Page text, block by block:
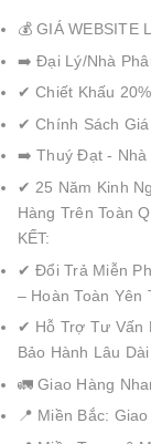
💰 GIÁ WEBSITE
➡️ Đại Lý/Nhà
✔ Chiết Khấu
✔ Chính Sách
➡️ Thuý Đạt - Nhà
✔ 25 Năm Kinh
Hàng Trên Toàn
KẾT:
✔ Đổi Trả Miễn
– Hoàn Toàn Yên
✔ Hỗ Trợ Tư Vấn
Bảo Hành Lâu Dài
🚛 Giao Hàng
📍 Miền Bắc: